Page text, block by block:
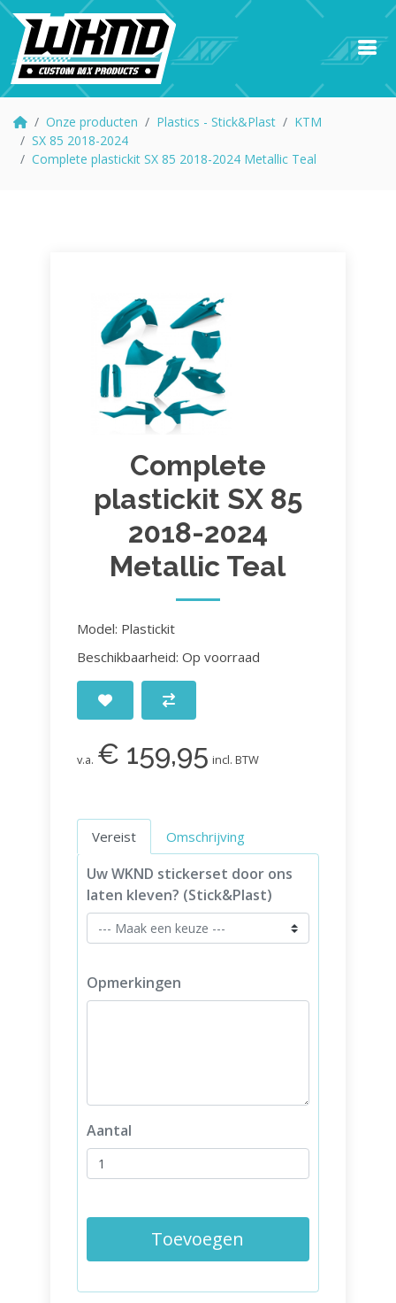
Onze producten Plastics - Stick&Plast
KTM
SX 85 2018-2024
Complete plastickit SX 85 2018-2024 Metallic Teal
Complete
plastickit SX 85
2018-2024
Metallic Teal
Model: Plastickit
Beschikbaarheid: Op voorraad
v.a. € 159,95 incl. BTW
Vereist Omschrijving
Uw WKND stickerset door ons
laten kleven? (Stick&Plast)
Opmerkingen
Aantal
Toevoegen